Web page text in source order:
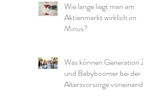
Wie lange liegt man am
Aktienmarkt wirklich im
Minus?
Was können Generation Z
und Babyboomer bei der
Altersvorsorge voneinander